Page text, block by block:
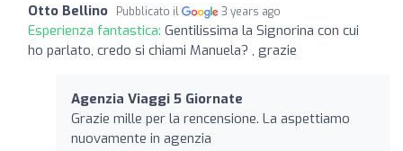
Otto Bellino Pubblicato il 3 years ago
Esperienza fantastica: Gentilissima la Signorina con cui
ho parlato, credo si chiami Manuela? , grazie
Agenzia Viaggi 5 Giornate
Grazie mille per la rencensione. La aspettiamo
nuovamente in agenzia